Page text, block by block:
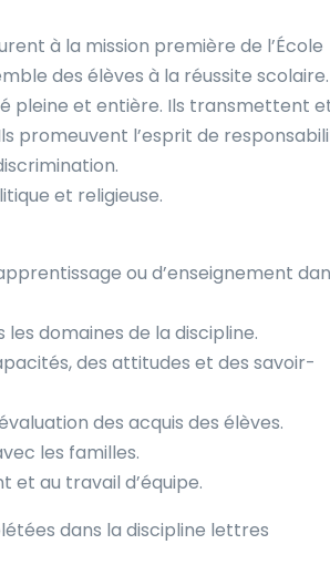
à la mission première de l’École
des élèves à la réussite scolaire.
pleine et entière. Ils transmettent
promeuvent l’esprit de
et religieuse.
ou d’enseignement
domaines de la discipline.
des attitudes et des savoir-
des acquis des élèves.
les familles.
au travail d’équipe.
dans la discipline lettres